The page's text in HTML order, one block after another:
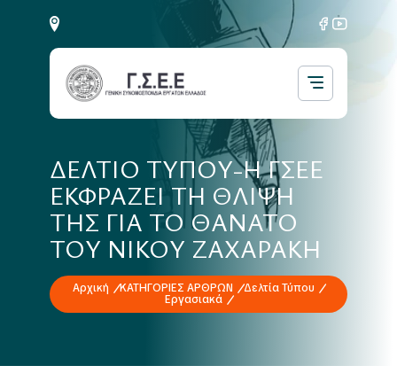
ΔΕΛΤΙΟ ΤΥΠΟΥ-Η ΓΣΕΕ
ΕΚΦΡΑΖΕΙ ΤΗ ΘΛΙΨΗ
ΤΗΣ ΓΙΑ ΤΟ ΘΑΝΑΤΟ
ΤΟΥ ΝΙΚΟΥ ΖΑΧΑΡΑΚΗ
Αρχική ΚΑΤΗΓΟΡΙΕΣ ΑΡΘΡΩΝ
Δελτία Τύπου
Εργασιακά